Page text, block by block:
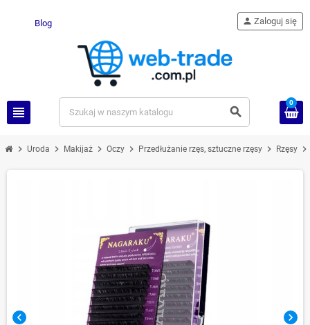
Blog
view_headline search
person Zaloguj się
0
chevron_right Uroda chevron_right Makijaż chevron_right Oczy chevron_right Przedłużanie rzęs, sztuczne rzęsy chevron_right Rzęsy chevron_right
chevron_left chevron_right